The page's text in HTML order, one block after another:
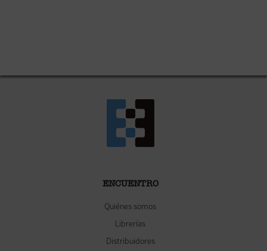
ENCUENTRO
Quiénes somos
Librerías
Distribuidores